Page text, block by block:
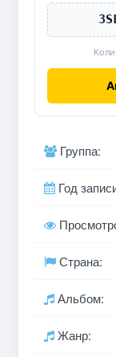
Группа:
Год
Страна:
Альбом:
Жанр: